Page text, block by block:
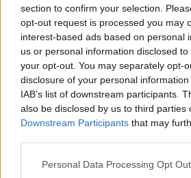
section to confirm your selection.
opt-out request is processed you may
interest-based ads based on personal
us or personal information disclosed
your opt-out. You may separately opt-
disclosure of your personal
IAB’s list of downstream participants.
also be disclosed by us to third parties
Downstream Participants that may
Personal Data Processing Opt
κρούσματα Έμπολα